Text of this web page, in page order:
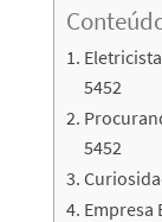
5452
5452
Empresa